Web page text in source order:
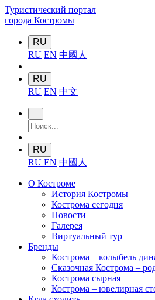
Туристический портал
города Костромы
RU
RU EN 中國人
RU
RU EN 中文
RU
RU EN 中國人
О Костроме
История Костромы
Кострома сегодня
Новости
Галерея
Виртуальный тур
Бренды
Кострома – колыбель
Сказочная Кострома –
Кострома сырная
Кострома – ювелирная